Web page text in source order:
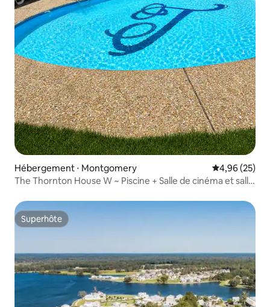
Hébergement ⋅ Montgomery Évaluation
4,96 (25)
The Thornton House W ~ Piscine + Salle de cinéma et salle
Superhôte
Superhôte